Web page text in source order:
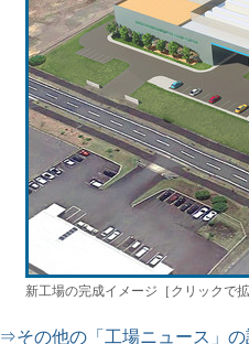
新工場の完成イメージ［クリックで拡
⇒その他の「工場ニュース」の